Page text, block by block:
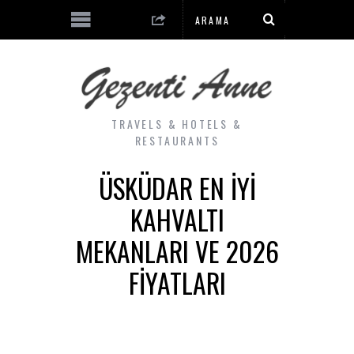
TRAVELS & HOTELS &
RESTAURANTS
ÜSKÜDAR EN İYI
KAHVALTI
MEKANLARI VE 2026
FIYATLARI